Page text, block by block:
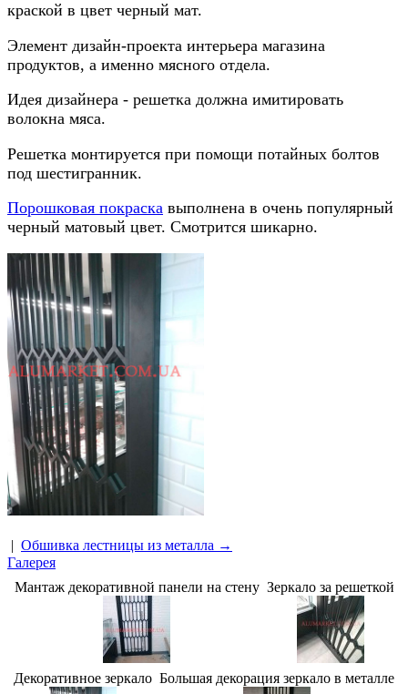
краской в цвет черный мат.
Элемент дизайн-проекта интерьера магазина
продуктов, а именно мясного отдела.
Идея дизайнера - решетка должна имитировать
волокна мяса.
Решетка монтируется при помощи потайных болтов
под шестигранник.
Порошковая покраска выполнена в очень популярный
черный матовый цвет. Смотрится шикарно.
| Обшивка лестницы из металла →
Галерея
Мантаж декоративной панели на стену Зеркало за решеткой
Декоративное зеркало Большая декорация зеркало в металле